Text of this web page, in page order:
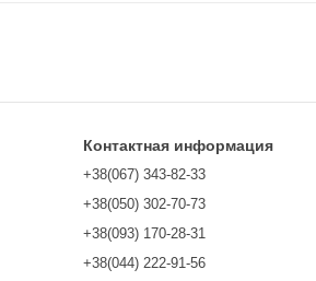
Контактная информация
+38(067) 343-82-33
+38(050) 302-70-73
+38(093) 170-28-31
+38(044) 222-91-56